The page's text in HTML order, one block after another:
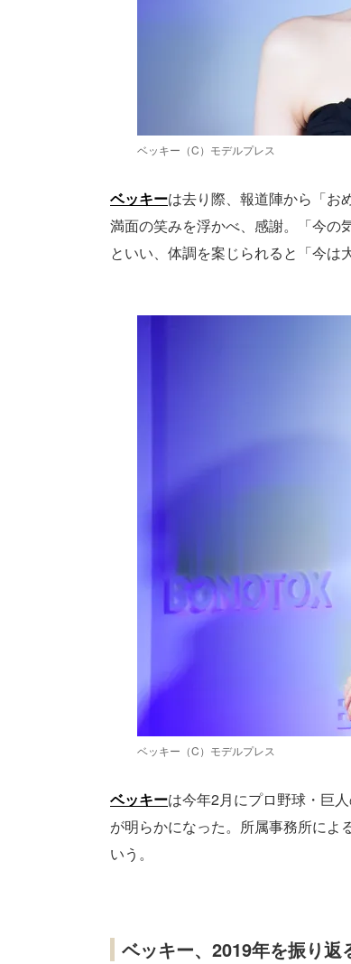
ベッキー（C）モデルプレス
ベッキーは去り際、報道陣から「お
満面の笑みを浮かべ、感謝。「今の
といい、体調を案じられると「今は
ベッキー（C）モデルプレス
ベッキーは今年2月にプロ野球・巨
が明らかになった。所属事務所によ
いう。
ベッキー、2019年を振り返